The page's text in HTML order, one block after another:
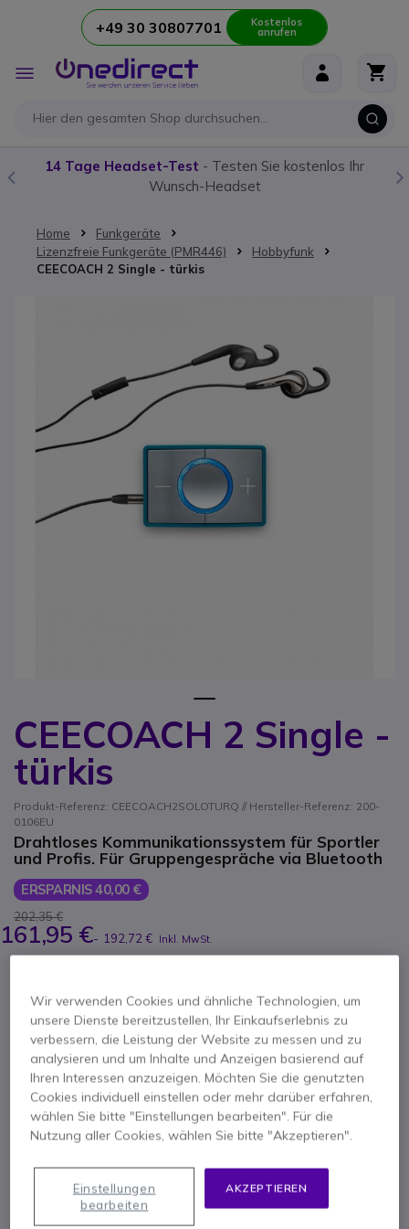
Zum Inhalt springen+49 30 30807701 Kostenlos
anrufen
Navigation
umschalten
14 Tage Headset-Test - Testen Sie kostenlos Ihr
Wunsch-Headset
Home
Funkgeräte
Lizenzfreie Funkgeräte (PMR446)
Hobbyfunk
CEECOACH 2 Single - türkis
CEECOACH 2 Single -
türkis
Produkt-Referenz: CEECOACH2SOLOTURQ // Hersteller-Referenz: 200-
0106EU
Drahtloses Kommunikationssystem für Sportler
und Profis. Für Gruppengespräche via Bluetooth
ERSPARNIS 40,00 €
202,35 €
161,95 €- 192,72 € Inkl. MwSt.
ANGEBOT IN 4 STUNDEN
VERFÜGBARKEIT ANFRAGEN
1 Jahr Herstellergarantie
Zum Anfang der Bildgalerie springen
Wir verwenden Cookies und ähnliche Technologien, um
unsere Dienste bereitzustellen, Ihr Einkaufserlebnis zu
verbessern, die Leistung der Website zu messen und zu
analysieren und um Inhalte und Anzeigen basierend auf
Ihren Interessen anzuzeigen. Möchten Sie die genutzten
Cookies individuell einstellen oder mehr darüber erfahren,
wählen Sie bitte "Einstellungen bearbeiten". Für die
Nutzung aller Cookies, wählen Sie bitte "Akzeptieren".
AKZEPTIEREN
Einstellungen
bearbeiten